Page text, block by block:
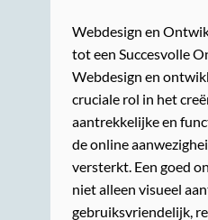
Webdesign en
tot een Succesvolle
Webdesign en
cruciale rol in het
aantrekkelijke en
de online
versterkt. Een goed
niet alleen visueel
gebruiksvriendelijk,